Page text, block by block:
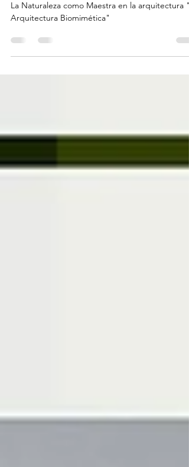
La Naturaleza como
Maestra en la arquitectura
La Naturaleza como Maestra en la arquitectura